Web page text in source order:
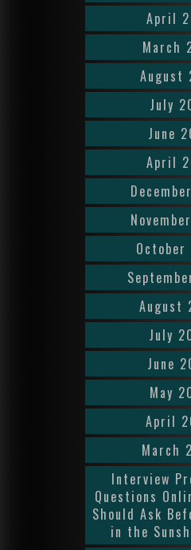
April
March
August
July
June
April
October
August
July
June
May
April
March
Interview
Questions
Should Ask
in the